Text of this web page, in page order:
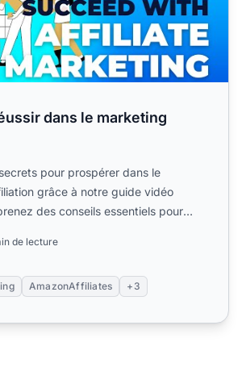
dans le marketing
pour prospérer dans le
grâce à notre guide vidéo
des conseils essentiels pour
de lecture
AmazonAffiliates +3